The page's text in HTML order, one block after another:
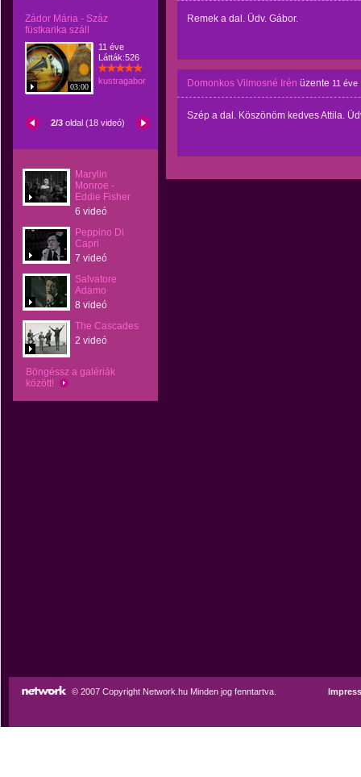
Zádor Mária - Száz
füstkarika száll
03:00
11 éve
Látták:526
kustragabor
2/3 oldal (18 videó)
Marylin
Monroe -
Eddie Fisher
6 videó
Peppino Di
Capri
7 videó
Salvatore
Adamo
8 videó
The Cascades
2 videó
Böngéssz a galériák
között!
Remek a dal. Üdv. Gábor.
Domonkos Vilmosné Irén üzente 11 éve
Szép a dal. Köszönöm kedves Attila.
© 2007 Copyright Network.hu Minden jog fenntartva.